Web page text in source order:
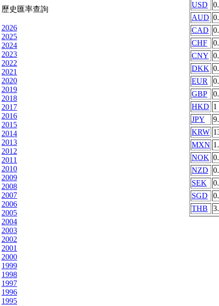
歷史匯率查詢
2026
2025
2024
2023
2022
2021
2020
2019
2018
2017
2016
2015
2014
2013
2012
2011
2010
2009
2008
2007
2006
2005
2004
2003
2002
2001
2000
1999
1998
1997
1996
1995
USD
AUD
CAD
CHF
CNY
DKK
EUR
GBP
HKD 1
JPY
KRW
MXN
NOK
NZD
SEK
SGD
THB